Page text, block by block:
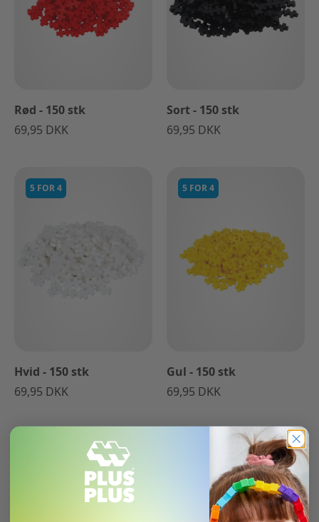
Rød - 150 stk
69,95 DKK
Sort - 150 stk
69,95 DKK
5 FOR 4
Hvid - 150 stk
69,95 DKK
5 FOR 4
Gul - 150 stk
69,95 DKK